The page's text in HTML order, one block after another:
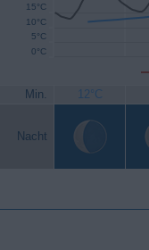
0°C
5°C
10°C
15°C
Min. 12°C
Nacht